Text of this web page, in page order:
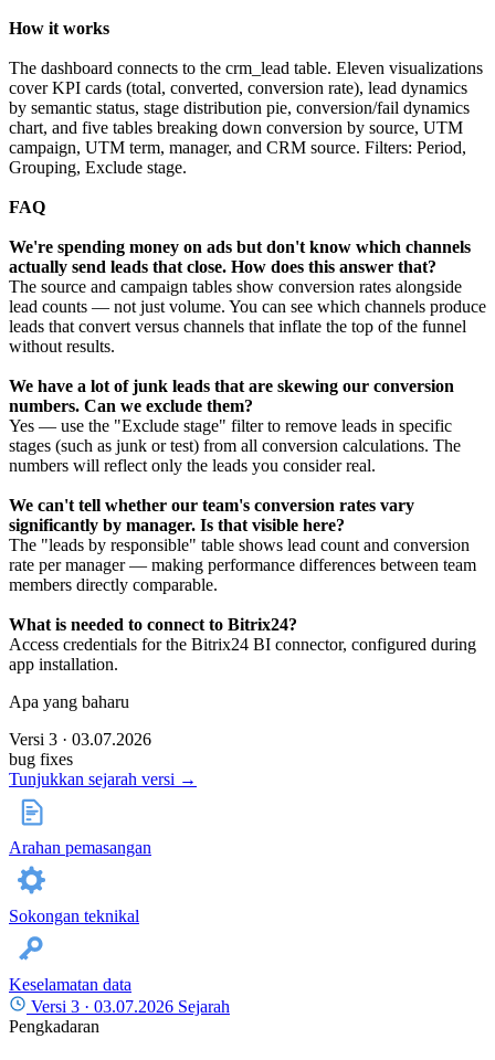
How it works
The dashboard connects to the crm_lead table. Eleven visualizations
cover KPI cards (total, converted, conversion rate), lead dynamics
by semantic status, stage distribution pie, conversion/fail dynamics
chart, and five tables breaking down conversion by source, UTM
campaign, UTM term, manager, and CRM source. Filters: Period,
Grouping, Exclude stage.
FAQ
We're spending money on ads but don't know which channels
actually send leads that close. How does this answer that?
The source and campaign tables show conversion rates alongside
lead counts — not just volume. You can see which channels produce
leads that convert versus channels that inflate the top of the funnel
without results.
We have a lot of junk leads that are skewing our conversion
numbers. Can we exclude them?
Yes — use the "Exclude stage" filter to remove leads in specific
stages (such as junk or test) from all conversion calculations. The
numbers will reflect only the leads you consider real.
We can't tell whether our team's conversion rates vary
significantly by manager. Is that visible here?
The "leads by responsible" table shows lead count and conversion
rate per manager — making performance differences between team
members directly comparable.
What is needed to connect to Bitrix24?
Access credentials for the Bitrix24 BI connector, configured during
app installation.
Apa yang baharu
Versi 3 · 03.07.2026
bug fixes
Tunjukkan sejarah versi →
Arahan pemasangan
Sokongan teknikal
Keselamatan data
Versi 3 · 03.07.2026 Sejarah
Pengkadaran